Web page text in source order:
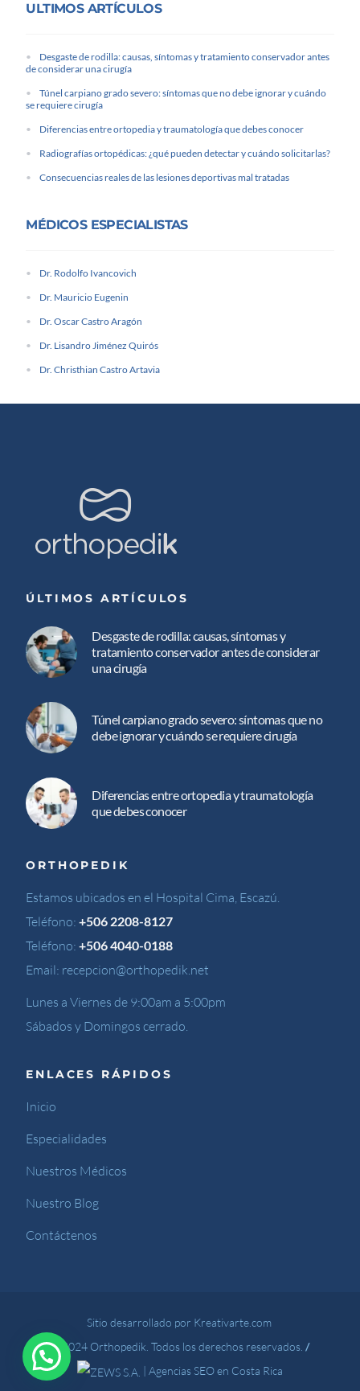
ULTIMOS ARTÍCULOS
Desgaste de rodilla: causas, síntomas y tratamiento conservador antes
de considerar una cirugía
Túnel carpiano grado severo: síntomas que no debe ignorar y cuándo
se requiere cirugía
Diferencias entre ortopedia y traumatología que debes conocer
Radiografías ortopédicas: ¿qué pueden detectar y cuándo solicitarlas?
Consecuencias reales de las lesiones deportivas mal tratadas
MÉDICOS ESPECIALISTAS
Dr. Rodolfo Ivancovich
Dr. Mauricio Eugenin
Dr. Oscar Castro Aragón
Dr. Lisandro Jiménez Quirós
Dr. Christhian Castro Artavia
ÚLTIMOS ARTÍCULOS
Desgaste de rodilla: causas, síntomas y
tratamiento conservador antes de considerar
una cirugía
Túnel carpiano grado severo: síntomas que no
debe ignorar y cuándo se requiere cirugía
Diferencias entre ortopedia y traumatología
que debes conocer
ORTHOPEDIK
Estamos ubicados en el Hospital Cima, Escazú.
Teléfono:+506 2208-8127
Teléfono:+506 4040-0188
Email: recepcion@orthopedik.net
Lunes a Viernes de 9:00am a 5:00pm
Sábados y Domingos cerrado.
ENLACES RÁPIDOS
Inicio
Especialidades
Nuestros Médicos
Nuestro Blog
Contáctenos
Sitio desarrollado por Kreativarte.com
© 2024 Orthopedik. Todos los derechos reservados. /
Agencias SEO en Costa Rica